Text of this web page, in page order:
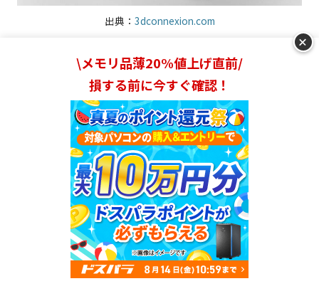
ランキングを見る
出典： 3dconnexion.com
こんな人におすすめ
有線タイプの3Dマウスでも問題ない人
通常マウス操作を行いたい人
ショートカットキーが少なくても問題ない人
3Dマウスの中では比較的安い10,000円台中盤のアイテム
は、通常のマウスとしても活用できるタイプが多いです。
限られたスペースでの作業には適していますが、片手でし
かマウス操作を行えない分、通常マウスと併用するタイプ
より生産性は下がります。
+
\メモリ品薄20%値上げ直前/
損する前に今すぐ確認！